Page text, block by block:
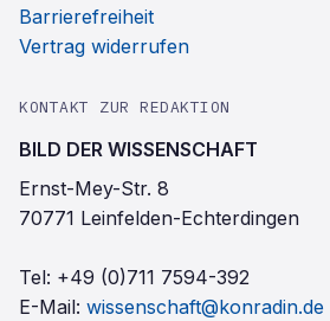
Barrierefreiheit
Vertrag widerrufen
KONTAKT ZUR REDAKTION
BILD DER WISSENSCHAFT
Ernst-Mey-Str. 8
70771 Leinfelden-Echterdingen
Tel: +49 (0)711 7594-392
E-Mail: wissenschaft@konradin.de